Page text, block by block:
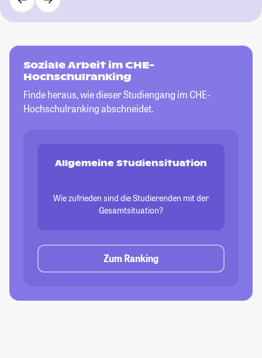
Soziale Arbeit im CHE-
Hochschulranking
Finde heraus, wie dieser Studiengang im CHE-
Hochschulranking abschneidet.
Allgemeine Studiensituation
Wie zufrieden sind die Studierenden mit der
Gesamtsituation?
Zum Ranking